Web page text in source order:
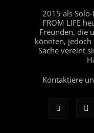
2015 als
FROM LIFE
Freunden, die
könnten,
Sache vereint
Kontaktiere